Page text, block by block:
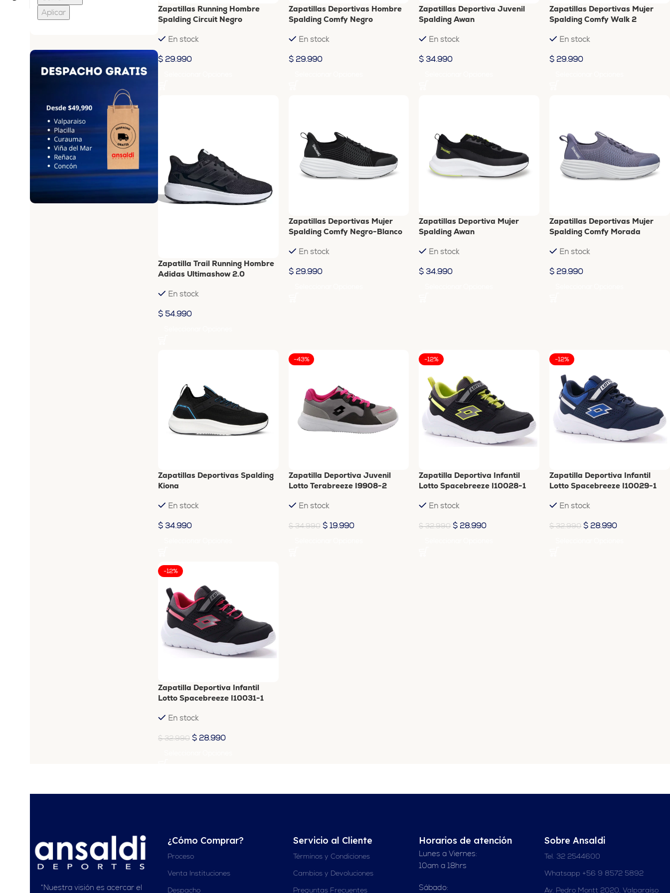
Aplicar
Zapatillas Running Hombre
Spalding Circuit Negro
En stock
$29.990
Zapatillas Deportivas Hombre
Spalding Comfy Negro
En stock
$29.990
Zapatillas Deportiva Juvenil
Spalding Awan
En stock
$ 34.990
Zapatillas Deportivas Mujer
Spalding Comfy Walk 2
En stock
$ 29.990
Zapatilla Trail Running Hombre
Adidas Ultimashow 2.0
En stock
$54.990
Zapatillas Deportivas Mujer
Spalding Comfy Negro-Blanco
En stock
$29.990
Zapatillas Deportiva Mujer
Spalding Awan
En stock
$ 34.990
Zapatillas Deportivas Mujer
Spalding Comfy Morada
En stock
$ 29.990
Zapatillas Deportivas Spalding
Kiona
En stock
$34.990
-43%
Zapatilla Deportiva Juvenil
Lotto Terabreeze I9908-2
En stock
$34.990 $19.990
-12%
Zapatilla Deportiva Infantil
Lotto Spacebreeze I10028-1
En stock
$32.990 $ 28.990
-12%
Zapatilla Deportiva Infantil
Lotto Spacebreeze I10029-1
En stock
$32.990 $ 28.990
-12%
Zapatilla Deportiva Infantil
Lotto Spacebreeze I10031-1
En stock
$32.990 $28.990
“Nuestra visión es acercar el
¿Cómo Comprar?
Proceso
Venta Instituciones
Despacho
Servicio al Cliente
Términos y Condiciones
Cambios y Devoluciones
Preguntas Frecuentes
Horarios de atención
Lunes a Viernes:
10am a 18hrs
Sábado:
Sobre Ansaldi
Tel. 32 2544600
Whatsapp +56 9 8572 5892
Av. Pedro Montt 2020, Valparaíso